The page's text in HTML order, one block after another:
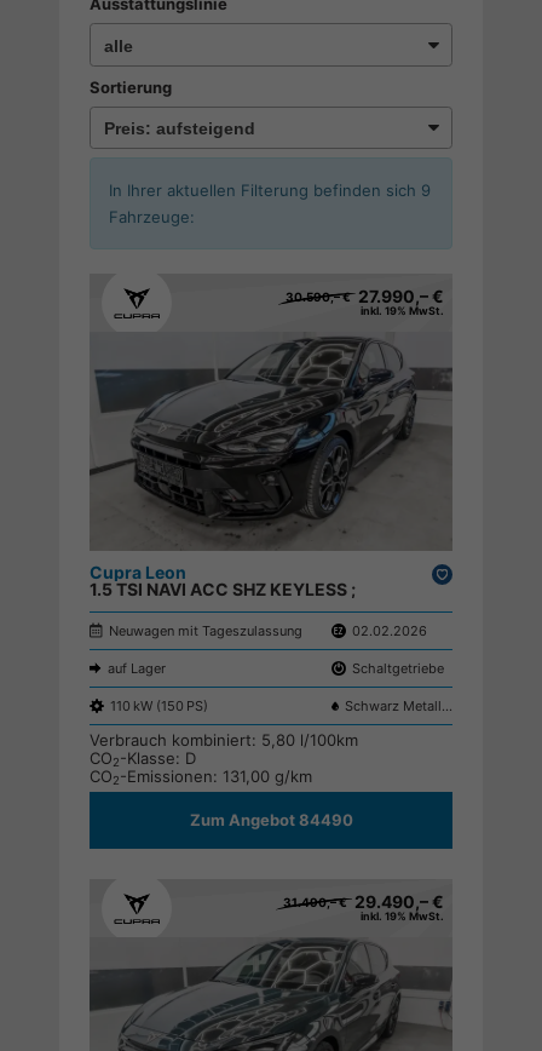
Sortierung
In Ihrer aktuellen Filterung befinden sich 9
Fahrzeuge:
30.590,– € 27.990,– €
inkl. 19% MwSt.
Cupra Leon
1.5 TSI NAVI ACC SHZ KEYLESS ;
Neuwagen mit Tageszulassung 02.02.2026
auf Lager Schaltgetriebe
110 kW (150 PS) Schwarz Metallic 0E0E
Verbrauch kombiniert: 5,80 l/100km
CO2-Klasse: D
CO2-Emissionen: 131,00 g/km
Zum Angebot 84490
31.490,– € 29.490,– €
inkl. 19% MwSt.